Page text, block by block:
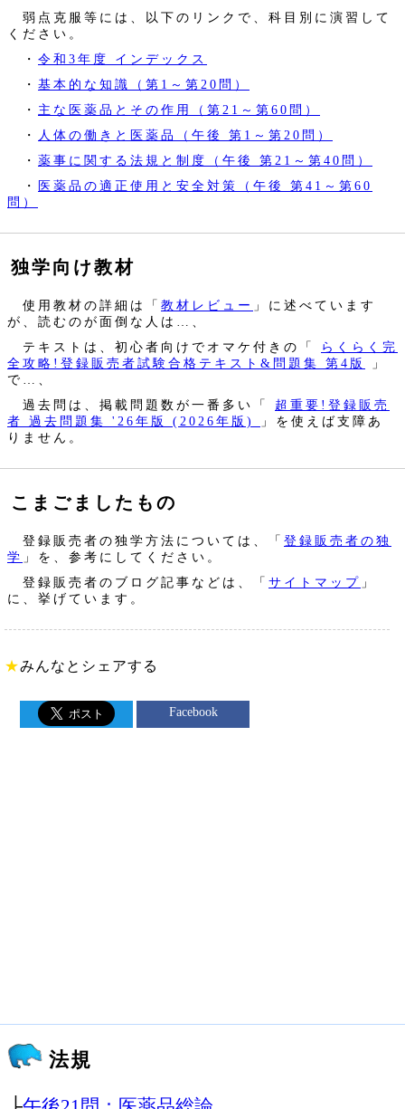
弱点克服等には、以下のリンクで、科目別に演習して
ください。
・ 令和3年度 インデックス
・ 基本的な知識（第1～第20問）
・ 主な医薬品とその作用（第21～第60問）
・
人体の働きと医薬品（午後 第1～第20問）
・ 薬事に関する法規と制度（午後 第21～第40問）
・
医薬品の適正使用と安全対策（午後 第41～第60
問）
独学向け教材
使用教材の詳細は「 教材レビュー 」に述べています
が、読むのが面倒な人は…、
テキストは、初心者向けでオマケ付きの「
らくらく完
全攻略!登録販売者試験合格テキスト&問題集 第4版
」
で…、
過去問は、掲載問題数が一番多い「
超重要!登録販売
者 過去問題集 '26年版 (2026年版)
」を使えば支障あ
りません。
こまごましたもの
登録販売者の独学方法については、「 登録販売者の独
学 」を、参考にしてください。
登録販売者のブログ記事などは、「 サイトマップ 」
に、挙げています。
★みんなとシェアする
Facebook
法規